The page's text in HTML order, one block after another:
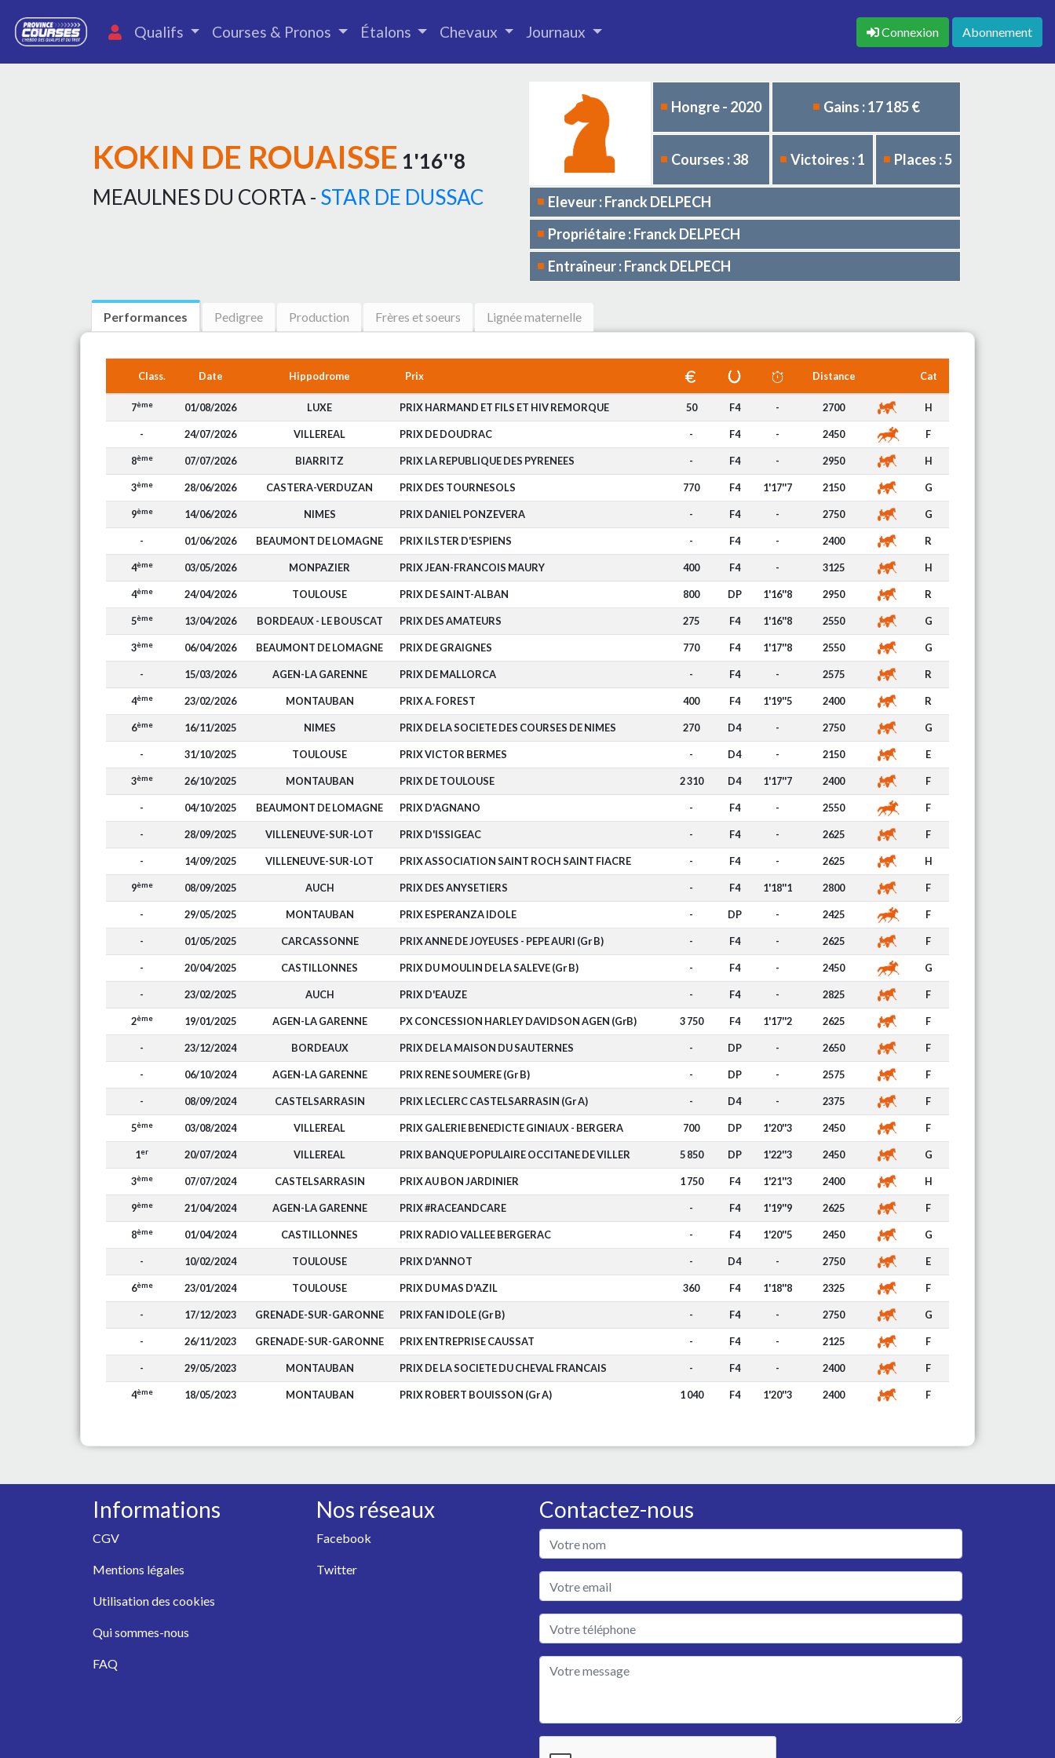
Qualifs Courses & Pronos Étalons Chevaux Journaux Connexion Abonnement
KOKIN DE ROUAISSE 1'16''8
MEAULNES DU CORTA - STAR DE DUSSAC
Hongre - 2020 Gains : 17 185 €
Courses : 38 Victoires : 1 Places : 5
Eleveur : Franck DELPECH
Propriétaire : Franck DELPECH
Entraîneur : Franck DELPECH
Performances Pedigree Production Frères et soeurs Lignée maternelle
Class. Date Hippodrome Prix Distance Cat
7ème 01/08/2026 LUXE PRIX HARMAND ET FILS ET HIV REMORQUE 50 F4 - 2700 H
- 24/07/2026 VILLEREAL PRIX DE DOUDRAC - F4 - 2450 F
8ème 07/07/2026 BIARRITZ PRIX LA REPUBLIQUE DES PYRENEES - F4 - 2950 H
3ème 28/06/2026 CASTERA-VERDUZAN PRIX DES TOURNESOLS 770 F4 1'17''7 2150 G
9ème 14/06/2026 NIMES PRIX DANIEL PONZEVERA - F4 - 2750 G
- 01/06/2026 BEAUMONT DE LOMAGNE PRIX ILSTER D'ESPIENS - F4 - 2400 R
4ème 03/05/2026 MONPAZIER PRIX JEAN-FRANCOIS MAURY 400 F4 - 3125 H
4ème 24/04/2026 TOULOUSE PRIX DE SAINT-ALBAN 800 DP 1'16''8 2950 R
5ème 13/04/2026 BORDEAUX - LE BOUSCAT PRIX DES AMATEURS 275 F4 1'16''8 2550 G
3ème 06/04/2026 BEAUMONT DE LOMAGNE PRIX DE GRAIGNES 770 F4 1'17''8 2550 G
- 15/03/2026 AGEN-LA GARENNE PRIX DE MALLORCA - F4 - 2575 R
4ème 23/02/2026 MONTAUBAN PRIX A. FOREST 400 F4 1'19''5 2400 R
6ème 16/11/2025 NIMES PRIX DE LA SOCIETE DES COURSES DE NIMES 270 D4 - 2750 G
- 31/10/2025 TOULOUSE PRIX VICTOR BERMES - D4 - 2150 E
3ème 26/10/2025 MONTAUBAN PRIX DE TOULOUSE 2 310 D4 1'17''7 2400 F
- 04/10/2025 BEAUMONT DE LOMAGNE PRIX D'AGNANO - F4 - 2550 F
- 28/09/2025 VILLENEUVE-SUR-LOT PRIX D'ISSIGEAC - F4 - 2625 F
- 14/09/2025 VILLENEUVE-SUR-LOT PRIX ASSOCIATION SAINT ROCH SAINT FIACRE - F4 - 2625 H
9ème 08/09/2025 AUCH PRIX DES ANYSETIERS - F4 1'18''1 2800 F
- 29/05/2025 MONTAUBAN PRIX ESPERANZA IDOLE - DP - 2425 F
- 01/05/2025 CARCASSONNE PRIX ANNE DE JOYEUSES - PEPE AURI (Gr B) - F4 - 2625 F
- 20/04/2025 CASTILLONNES PRIX DU MOULIN DE LA SALEVE (Gr B) - F4 - 2450 G
- 23/02/2025 AUCH PRIX D'EAUZE - F4 - 2825 F
2ème 19/01/2025 AGEN-LA GARENNE PX CONCESSION HARLEY DAVIDSON AGEN (GrB) 3 750 F4 1'17''2 2625 F
- 23/12/2024 BORDEAUX PRIX DE LA MAISON DU SAUTERNES - DP - 2650 F
- 06/10/2024 AGEN-LA GARENNE PRIX RENE SOUMERE (Gr B) - DP - 2575 F
- 08/09/2024 CASTELSARRASIN PRIX LECLERC CASTELSARRASIN (Gr A) - D4 - 2375 F
5ème 03/08/2024 VILLEREAL PRIX GALERIE BENEDICTE GINIAUX - BERGERA 700 DP 1'20''3 2450 F
1er 20/07/2024 VILLEREAL PRIX BANQUE POPULAIRE OCCITANE DE VILLER 5 850 DP 1'22''3 2450 G
3ème 07/07/2024 CASTELSARRASIN PRIX AU BON JARDINIER 1 750 F4 1'21''3 2400 H
9ème 21/04/2024 AGEN-LA GARENNE PRIX #RACEANDCARE - F4 1'19''9 2625 F
8ème 01/04/2024 CASTILLONNES PRIX RADIO VALLEE BERGERAC - F4 1'20''5 2450 G
- 10/02/2024 TOULOUSE PRIX D'ANNOT - D4 - 2750 E
6ème 23/01/2024 TOULOUSE PRIX DU MAS D'AZIL 360 F4 1'18''8 2325 F
- 17/12/2023 GRENADE-SUR-GARONNE PRIX FAN IDOLE (Gr B) - F4 - 2750 G
- 26/11/2023 GRENADE-SUR-GARONNE PRIX ENTREPRISE CAUSSAT - F4 - 2125 F
- 29/05/2023 MONTAUBAN PRIX DE LA SOCIETE DU CHEVAL FRANCAIS - F4 - 2400 F
4ème 18/05/2023 MONTAUBAN PRIX ROBERT BOUISSON (Gr A) 1 040 F4 1'20''3 2400 F
Informations
CGV
Mentions légales
Utilisation des cookies
Qui sommes-nous
FAQ
Nos réseaux
Facebook
Twitter
Contactez-nous